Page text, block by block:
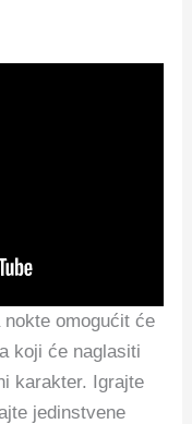
omogućit će
koji će naglasiti
karakter. Igrajte
jedinstvene